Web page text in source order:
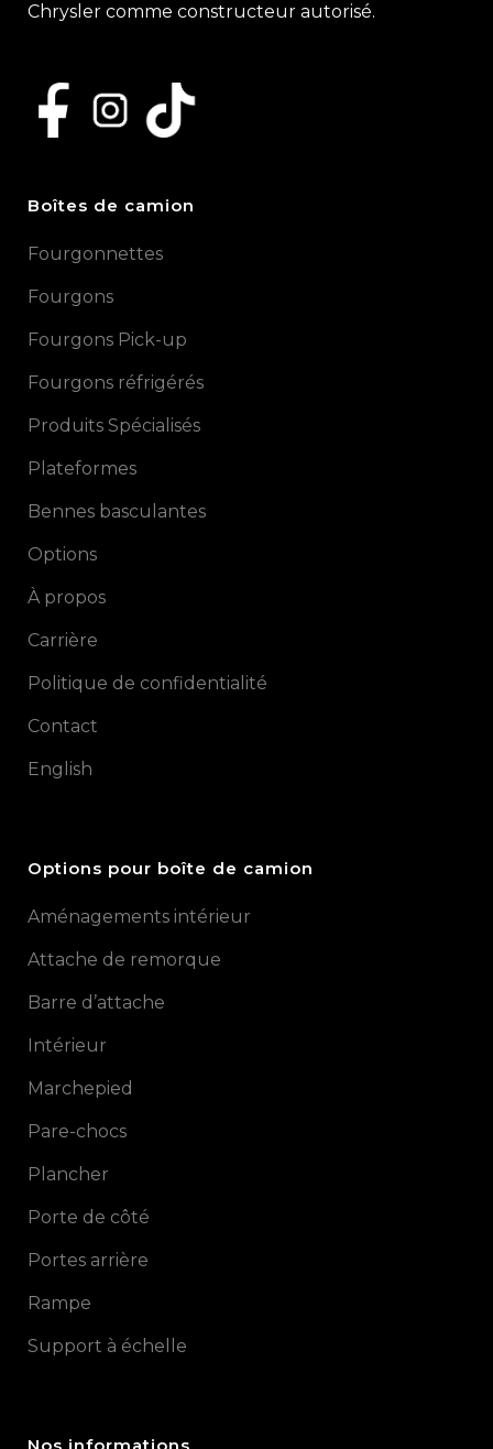
Chrysler comme constructeur autorisé.
Boîtes de camion
Fourgonnettes
Fourgons
Fourgons Pick-up
Fourgons réfrigérés
Produits Spécialisés
Plateformes
Bennes basculantes
Options
À propos
Carrière
Politique de confidentialité
Contact
English
Options pour boîte de camion
Aménagements intérieur
Attache de remorque
Barre d’attache
Intérieur
Marchepied
Pare-chocs
Plancher
Porte de côté
Portes arrière
Rampe
Support à échelle